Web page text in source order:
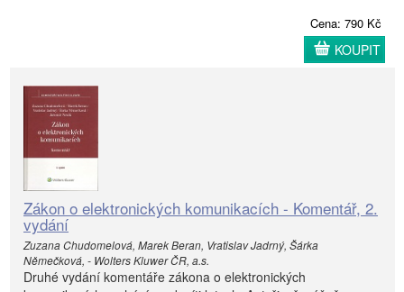
Cena: 790 Kč
KOUPIT
Zákon o elektronických komunikacích - Komentář, 2.
vydání
Zuzana Chudomelová, Marek Beran, Vratislav Jadrný, Šárka
Němečková, - Wolters Kluwer ČR, a.s.
Druhé vydání komentáře zákona o elektronických